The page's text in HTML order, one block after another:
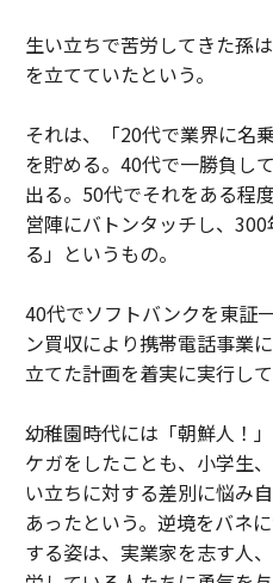
生い立ちで苦労してきた孫
を立てていたという。
それは、「20代で業界に名
を貯める。40代で一勝負し
出る。50代でそれをある程
営陣にバトンタッチし、
る」というもの。
40代でソフトバンクを東証
ン買収により携帯電話事業
立てた計画を着実に実行して
幼稚園時代には「朝鮮人！
ケガをしたことも、小学生
い立ちに対する差別に悩み
あったという。逆境をバネ
する姿は、実業家を志す人